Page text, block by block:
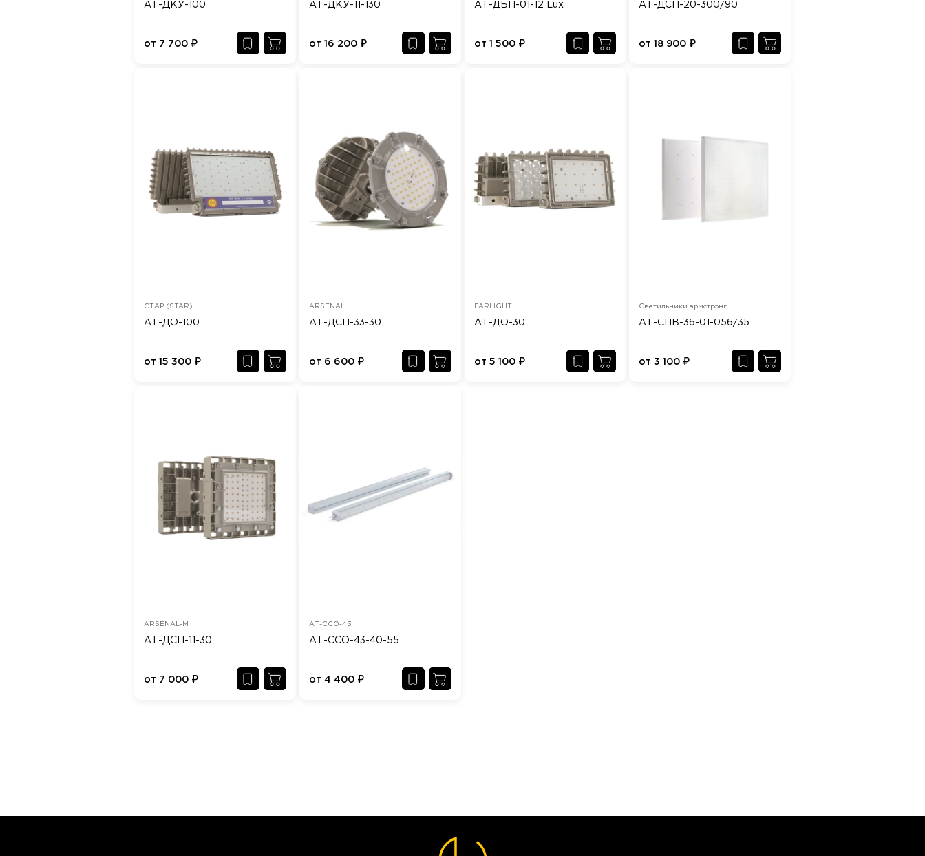
АТ-ДКУ-100
от 7 700 ₽
АТ-ДКУ-11-130
от 16 200 ₽
АТ-ДБП-01-12 Lux
от 1 500 ₽
АТ-ДСП-20-300/90
от18 900 ₽
СТАР (STAR)
АТ-ДО-100
от 15 300 ₽
ARSENAL
АТ-ДСП-33-30
от 6 600 ₽
FARLIGHT
АТ-ДО-30
от 5 100 ₽
Светильники армстронг
АТ-СПВ-36-01-056/35
от3 100 ₽
ARSENAL-M
АТ-ДСП-11-30
от 7 000 ₽
АТ-ССО-43
АТ-ССО-43-40-55
от 4 400 ₽